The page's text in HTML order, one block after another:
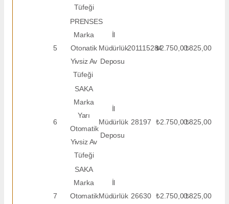
Tüfeği
5
PRENSES
Marka
Otonatik
Yivsiz Av
Tüfeği
İl
Müdürlük
Deposu
201115284₺2.750,00₺825,00
6
SAKA
Marka
Yarı
Otomatik
Yivsiz Av
Tüfeği
İl
Müdürlük
Deposu
28197 ₺2.750,00₺825,00
7
SAKA
Marka
Otomatik
İl
Müdürlük 26630 ₺2.750,00₺825,00